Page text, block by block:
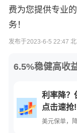
费为您提供专业
务！
发布于2023-6-5 22:47 北
6.5%稳健高收
利率降？
点击速抢!
美元保单，